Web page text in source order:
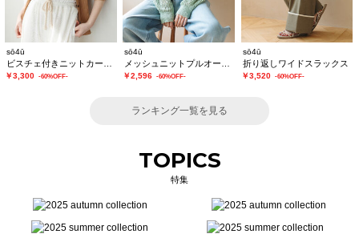
sō4ū
￥3,300 -60%OFF-
sō4ū
￥2,596 -60%OFF-
sō4ū
折り返しワイドスラックス
￥3,520 -60%OFF-
ランキング一覧を見る
TOPICS
特集